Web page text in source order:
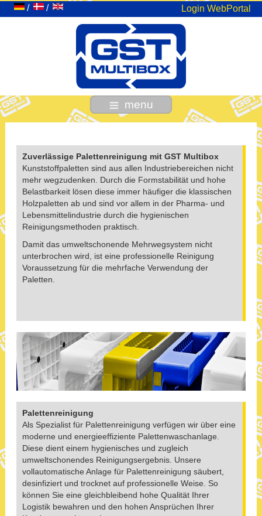
Login WebPortal
menu
Zuverlässige Palettenreinigung mit GST Multibox
Kunststoffpaletten sind aus allen Industriebereichen nicht
mehr wegzudenken. Durch die Formstabilität und hohe
Belastbarkeit lösen diese immer häufiger die klassischen
Holzpaletten ab und sind vor allem in der Pharma- und
Lebensmittelindustrie durch die hygienischen
Reinigungsmethoden praktisch.
Damit das umweltschonende Mehrwegsystem nicht
unterbrochen wird, ist eine professionelle Reinigung
Voraussetzung für die mehrfache Verwendung der
Paletten.
Palettenreinigung
Als Spezialist für Palettenreinigung verfügen wir über eine
moderne und energieeffiziente Palettenwaschanlage.
Diese dient einem hygienisches und zugleich
umweltschonendes Reinigungsergebnis. Unsere
vollautomatische Anlage für Palettenreinigung säubert,
desinfiziert und trocknet auf professionelle Weise. So
können Sie eine gleichbleibend hohe Qualität Ihrer
Logistik bewahren und den hohen Ansprüchen Ihrer